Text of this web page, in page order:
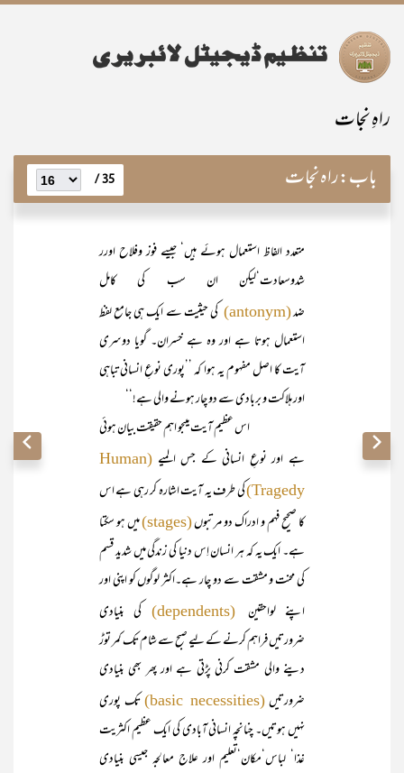
راہِ نجات
باب:راہ نجات 35 /
متعدد الفاظ استعمال ہوئے ہیں‘ جیسے فوز وفلاح اورر
شدوسعادت‘لیکن ان سب کی کامل
ضد(antonym)
کی حیثیت سے ایک ہی جامع لفظ
استعمال ہوتا ہے اور وہ ہے خسران۔ گویا دوسری
آیت کا اصل مفہوم یہ ہوا کہ ’’پوری نوعِ انسانی تباہی
اور ہلاکت و بربادی سے دو چار ہونے والی ہے!‘‘
اس عظیم آیت میںجو اہم حقیقت بیان ہوئی
ہے اور نوعِ انسانی کے جس المیے (Human
Tragedy) کی طرف یہ آیت اشارہ کر رہی ہے اس
کا صحیح فہم و ادراک دو مرتبوں(stages)
میں ہو سکتا
ہے۔ ایک یہ کہ ہر انسان اِس دنیا کی زندگی میں شدید قسم
کی محنت و مشقت سے دو چار ہے۔اکثر لوگوں کو اپنی اور
اپنے لواحقین (dependents)
کی بنیادی
ضرورتیں فراہم کرنے کے لیے صبح سے شام تک کمر توڑ
دینے والی مشقت کرنی پڑتی ہے اور پھر بھی بنیادی
ضرورتیں (basic necessities)
تک پوری
نہیں ہوتیں۔ چنانچہ انسانی آبادی کی ایک عظیم اکثریت
غذا‘ لباس‘مکان‘تعلیم اور علاج معالجہ جیسی بنیادی